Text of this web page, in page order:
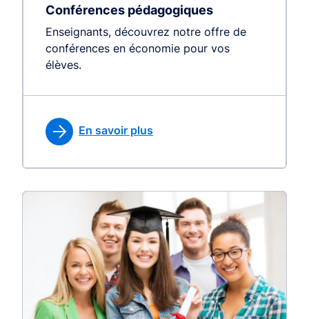
Conférences pédagogiques
Enseignants, découvrez notre offre de
conférences en économie pour vos
élèves.
En savoir plus